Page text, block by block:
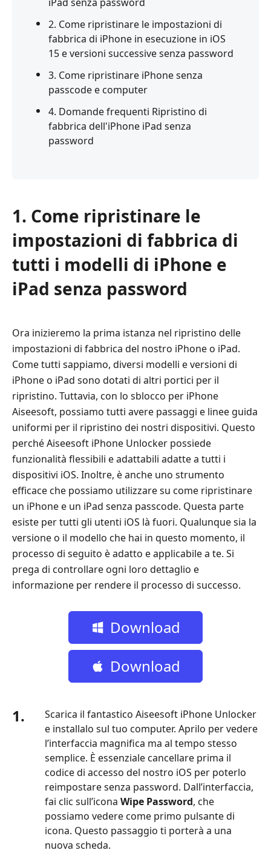
2. Come ripristinare le impostazioni di
fabbrica di iPhone in esecuzione in iOS
15 e versioni successive senza password
3. Come ripristinare iPhone senza
passcode e computer
4. Domande frequenti Ripristino di
fabbrica dell'iPhone iPad senza
password
1. Come ripristinare le
impostazioni di fabbrica di
tutti i modelli di iPhone e
iPad senza password
Ora inizieremo la prima istanza nel ripristino delle
impostazioni di fabbrica del nostro iPhone o iPad.
Come tutti sappiamo, diversi modelli e versioni di
iPhone o iPad sono dotati di altri portici per il
ripristino. Tuttavia, con lo sblocco per iPhone
Aiseesoft, possiamo tutti avere passaggi e linee guida
uniformi per il ripristino dei nostri dispositivi. Questo
perché Aiseesoft iPhone Unlocker possiede
funzionalità flessibili e adattabili adatte a tutti i
dispositivi iOS. Inoltre, è anche uno strumento
efficace che possiamo utilizzare su come ripristinare
un iPhone e un iPad senza passcode. Questa parte
esiste per tutti gli utenti iOS là fuori. Qualunque sia la
versione o il modello che hai in questo momento, il
processo di seguito è adatto e applicabile a te. Si
prega di controllare ogni loro dettaglio e
informazione per rendere il processo di successo.
Download
gratuito
Download
1.
Scarica il fantastico Aiseesoft iPhone Unlocker
e installalo sul tuo computer. Aprilo per vedere
l’interfaccia magnifica ma al tempo stesso
semplice. È essenziale cancellare prima il
codice di accesso del nostro iOS per poterlo
reimpostare senza password. Dall’interfaccia,
fai clic sull’icona Wipe Password, che
possiamo vedere come primo pulsante di
icona. Questo passaggio ti porterà a una
nuova scheda.